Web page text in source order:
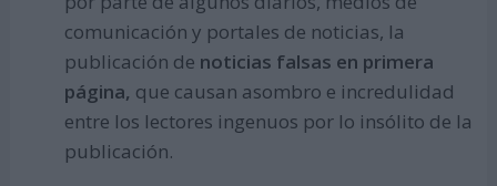
comunicación y portales de noticias, la
publicación de noticias falsas en primera
página, que causan asombro e incredulidad
entre los lectores ingenuos por lo insólito de la
publicación.